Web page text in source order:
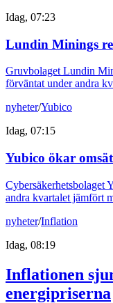
Idag, 07:23
Lundin Minings
Gruvbolaget Lundin
förväntat under andra
nyheter/Yubico
Idag, 07:15
Yubico ökar
Cybersäkerhetsbolaget
andra kvartalet jämfört
nyheter/Inflation
Idag, 08:19
Inflationen
energipriserna